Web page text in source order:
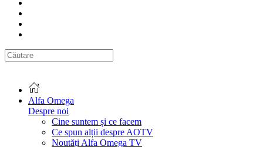
Alfa Omega
Despre noi
Cine suntem și ce facem
Ce spun alții despre AOTV
Noutăți Alfa Omega TV